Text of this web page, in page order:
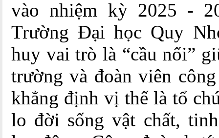
vào nhiệm kỳ 2025 -
Trường Đại học Quy
huy vai trò là “cầu nối”
trường và đoàn viên
khẳng định vị thế là tổ
lo đời sống vật chất,